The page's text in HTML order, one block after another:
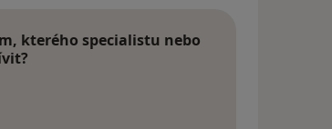
kterého specialistu nebo